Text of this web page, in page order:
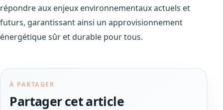
répondre aux enjeux environnementaux actuels et
futurs, garantissant ainsi un approvisionnement
énergétique sûr et durable pour tous.
À PARTAGER
Partager cet article